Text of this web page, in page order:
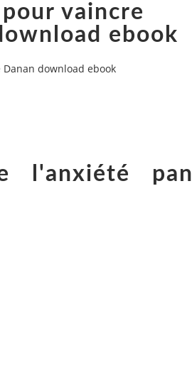
vaincre
ebook
download ebook
l'anxiété pan